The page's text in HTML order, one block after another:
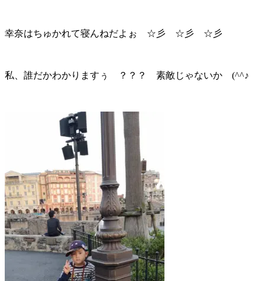
幸奈はちゅかれて寝んねだよぉ ☆彡 ☆彡 ☆彡
私、誰だかわかりますぅ ？？？ 素敵じゃないか (^^♪